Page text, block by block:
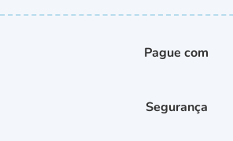
Pague com
Segurança